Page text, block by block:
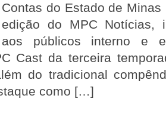
Contas do Estado de Minas
edição do MPC Notícias,
aos públicos interno e
Cast da terceira
do tradicional
como […]